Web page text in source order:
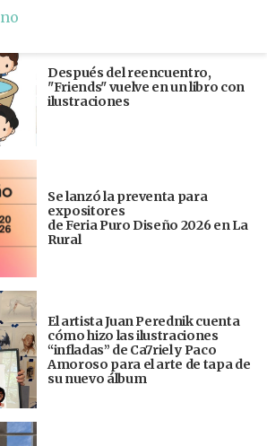
Después del reencuentro,
"Friends" vuelve en un libro con
ilustraciones
Se lanzó la preventa para
expositores
de Feria Puro Diseño 2026 en La
Rural
El artista Juan Perednik cuenta
cómo hizo las ilustraciones
“infladas” de Ca7riel y Paco
Amoroso para el arte de tapa de
su nuevo álbum